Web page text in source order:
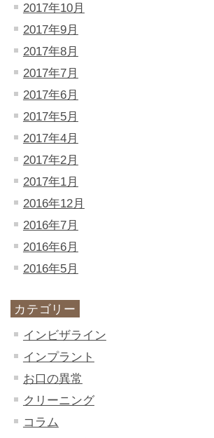
2017年10月
2017年9月
2017年8月
2017年7月
2017年6月
2017年5月
2017年4月
2017年2月
2017年1月
2016年12月
2016年7月
2016年6月
2016年5月
カテゴリー
インビザライン
インプラント
お口の異常
クリーニング
コラム